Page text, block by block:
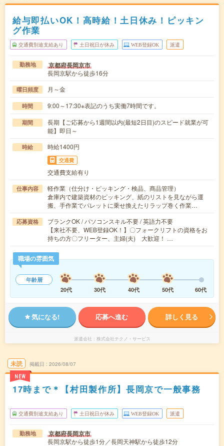
給与即払いOK！高時給！土日休み！ピッキン
グ作業
交通費別途支給あり 土日祝日が休み WEB登録OK 派遣
勤務地 京都府長岡京市
長岡京駅から徒歩16分
曜日頻度 月～金
時間 9:00～17:30※表記のうち実働7時間です。
期間
長期【ご応募から1週間以内(最短2日目)のスピード就業が可
能】即日～
時給 時給1400円
交通費
交通費支給有り
仕事内容
軽作業（仕分け・ピッキング・検品、商品管理）
倉庫内で建築資材のピッキング、紙のリストを見ながら運
搬、手作業でパレットに乗せ換えたりラップ巻く作業…
応募資格
ブランクOK / パソコンスキル不要 / 英語力不要
【来社不要、WEB登録OK！】〇フォークリフトの資格をお
持ちの方〇フリーター、主婦(夫) 大歓迎！ …
職場の雰囲気
年齢層
20代
30代 40代 50代 60代
気になる! 応募へ進む 詳しく見る
派遣会社 株式会社テクノ・サービス
未読
NEW
掲載日 2026/08/07
17時まで＊【村田製作所】長岡京で一般事務
交通費別途支給あり 土日祝日が休み WEB登録OK 派遣
勤務地 京都府長岡京市
長岡京駅から徒歩1分／長岡天神駅から徒歩12分